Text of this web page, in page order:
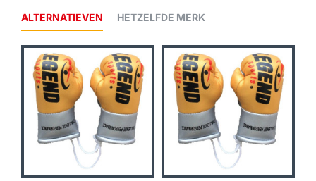
ALTERNATIEVEN HETZELFDE MERK